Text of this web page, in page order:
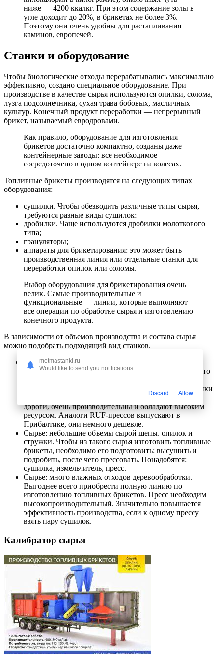
ниже — 4200 ккалкг. При этом содержание золы в
угле доходит до 20%, в брикетах не более 3%.
Поэтому они очень удобны для растапливания
каминов, европечей.
Станки и оборудование
Чтобы биологические отходы перерабатывались максимально
эффективно, создано специальное оборудование. При
производстве в качестве сырья используются опилки, солома,
лузга подсолнечника, сухая трава бобовых, масличных
культур. Конечный продукт переработки — непрерывный
брикет, называемый евродровами.
Как правило, оборудование для изготовления
брикетов достаточно компактно, созданы даже
контейнерные заводы: все необходимое
сосредоточено в одном контейнере на колесах.
Топливные брикеты производятся на следующих типах
оборудования:
сушилки. Чтобы обезводить различные типы сырья,
требуются разные виды сушилок;
дробилки. Чаще используются дробилки молоткового
типа;
грануляторы;
аппараты для брикетирования: это может быть
производственная линия или отдельные станки для
переработки опилок или соломы.
Выбор оборудования для брикетирования очень
велик. Самые производительные и
функциональные — линии, которые выполняют
все операции по обработке сырья и изготовлению
конечного продукта.
В зависимости от объемов производства и состава сырья
можно подобрать подходящий вид станков.
Сырье: небольшие объемы сухой стружки и опилок.
Брикеты RUF изготавливаются с помощью пресса. Это
продавать как внутри страны, так и за рубежом. Станки
такого типа производятся в Дании, они довольно
дороги, очень производительны и обладают высоким
ресурсом. Аналоги RUF-прессов выпускают в
Прибалтике, они немного дешевле.
Сырье: небольшие объемы сырой щепы, опилок и
стружки. Чтобы из такого сырья изготовить топливные
брикеты, необходимо его подготовить: высушить и
подробить, после чего прессовать. Понадобятся:
сушилка, измельчитель, пресс.
Сырье: много влажных отходов деревообработки.
Выгоднее всего приобрести полную линию по
изготовлению топливных брикетов. Пресс необходим
высокопроизводительный. Значительно повышается
эффективность производства, если к одному прессу
взять пару сушилок.
Калибратор сырья
metmastanki.ru
Would like to send you notifications
Discard Allow